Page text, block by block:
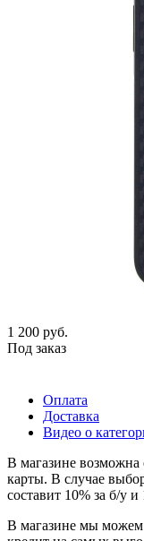
1 200 руб.
Под заказ
Оплата
Доставка
Видео о
В магазине
карты. В случае
составит 10% за б/у
В магазине мы можем